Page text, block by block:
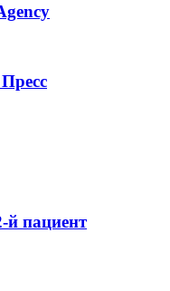
й пациент